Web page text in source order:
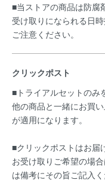
■当ストアの商品は防腐
受け取りになられる日
ご注意ください。
クリックポスト
■トライアルセットのみ
他の商品と一緒にお買
が適用になります。
■クリックポストはお届
お受け取りご希望の場
は備考にその旨ご記入く